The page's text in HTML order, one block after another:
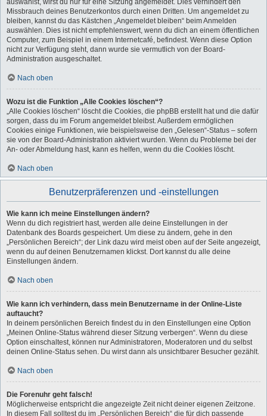
auswählst, wirst du nur für eine Sitzung angemeldet. Dies verhindert den
Missbrauch deines Benutzerkontos durch einen Dritten. Um angemeldet zu
bleiben, kannst du das Kästchen „Angemeldet bleiben“ beim Anmelden
auswählen. Dies ist nicht empfehlenswert, wenn du dich an einem öffentlichen
Computer, zum Beispiel in einem Internetcafé, befindest. Wenn diese Option
nicht zur Verfügung steht, dann wurde sie vermutlich von der Board-
Administration ausgeschaltet.
Nach oben
Wozu ist die Funktion „Alle Cookies löschen“?
„Alle Cookies löschen“ löscht die Cookies, die phpBB erstellt hat und die dafür
sorgen, dass du im Forum angemeldet bleibst. Außerdem ermöglichen
Cookies einige Funktionen, wie beispielsweise den „Gelesen“-Status – sofern
sie von der Board-Administration aktiviert wurden. Wenn du Probleme bei der
An- oder Abmeldung hast, kann es helfen, wenn du die Cookies löscht.
Nach oben
Benutzerpräferenzen und -einstellungen
Wie kann ich meine Einstellungen ändern?
Wenn du dich registriert hast, werden alle deine Einstellungen in der
Datenbank des Boards gespeichert. Um diese zu ändern, gehe in den
„Persönlichen Bereich“; der Link dazu wird meist oben auf der Seite angezeigt,
wenn du auf deinen Benutzernamen klickst. Dort kannst du alle deine
Einstellungen ändern.
Nach oben
Wie kann ich verhindern, dass mein Benutzername in der Online-Liste
auftaucht?
In deinem persönlichen Bereich findest du in den Einstellungen eine Option
„Meinen Online-Status während dieser Sitzung verbergen“. Wenn du diese
Option einschaltest, können nur Administratoren, Moderatoren und du selbst
deinen Online-Status sehen. Du wirst dann als unsichtbarer Besucher gezählt.
Nach oben
Die Forenuhr geht falsch!
Möglicherweise entspricht die angezeigte Zeit nicht deiner eigenen Zeitzone.
In diesem Fall solltest du im „Persönlichen Bereich“ die für dich passende